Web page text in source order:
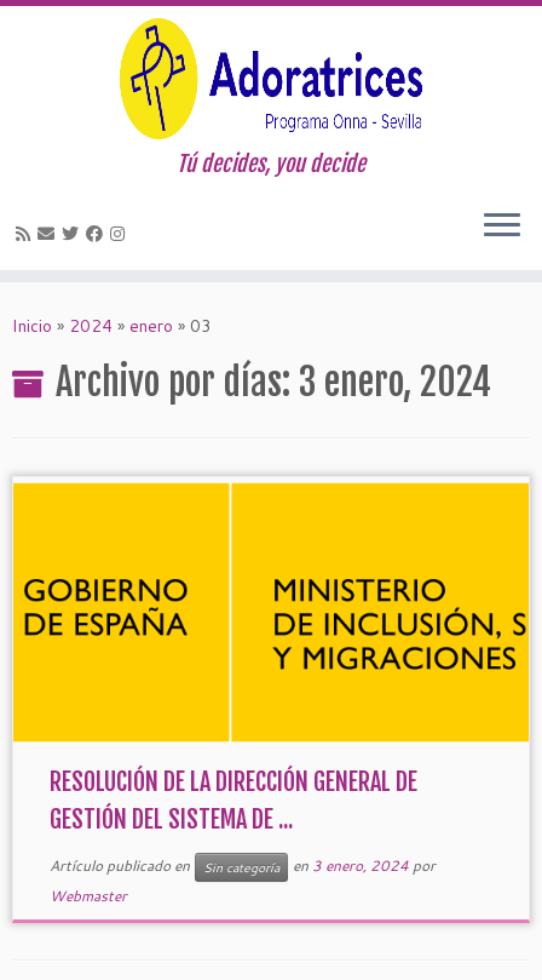
Tú decides, you decide
Inicio » 2024 » enero » 03
Archivo por días: 3 enero, 2024
RESOLUCIÓN DE LA DIRECCIÓN GENERAL DE
GESTIÓN DEL SISTEMA DE ...
Artículo publicado en Sin categoría en 3 enero, 2024 por
Webmaster